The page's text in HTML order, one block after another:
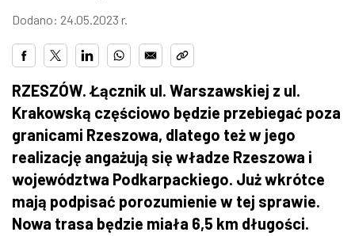
Dodano: 24.05.2023 r.
RZESZÓW. Łącznik ul. Warszawskiej z ul.
Krakowską częściowo będzie przebiegać poza
granicami Rzeszowa, dlatego też w jego
realizację angażują się władze Rzeszowa i
województwa Podkarpackiego. Już wkrótce
mają podpisać porozumienie w tej sprawie.
Nowa trasa będzie miała 6,5 km długości.